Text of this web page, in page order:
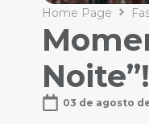
Home Page
Noite”!
03 de agosto